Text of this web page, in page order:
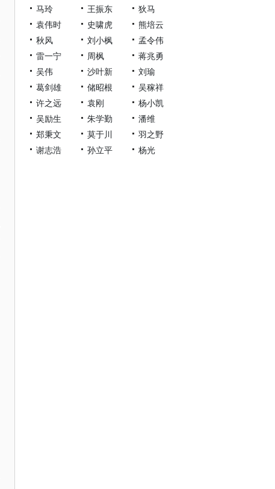
马玲
王振东
狄马
袁伟时
史啸虎
熊培云
秋风
刘小枫
孟令伟
雷一宁
周枫
蒋兆勇
吴伟
沙叶新
刘瑜
葛剑雄
储昭根
吴稼祥
许之远
袁刚
杨小凯
吴励生
朱学勤
潘维
郑秉文
莫于川
羽之野
谢志浩
孙立平 杨光